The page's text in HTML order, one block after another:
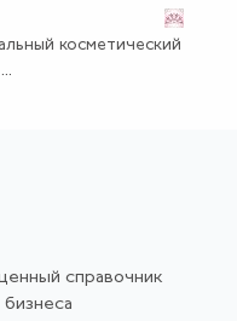
косметический
справочник